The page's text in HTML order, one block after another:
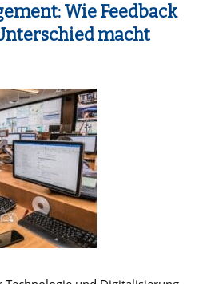
Wie Feedback
macht